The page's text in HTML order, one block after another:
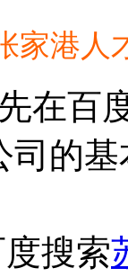
家港人
在百
司的
搜索